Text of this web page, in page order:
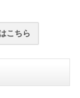
こちら